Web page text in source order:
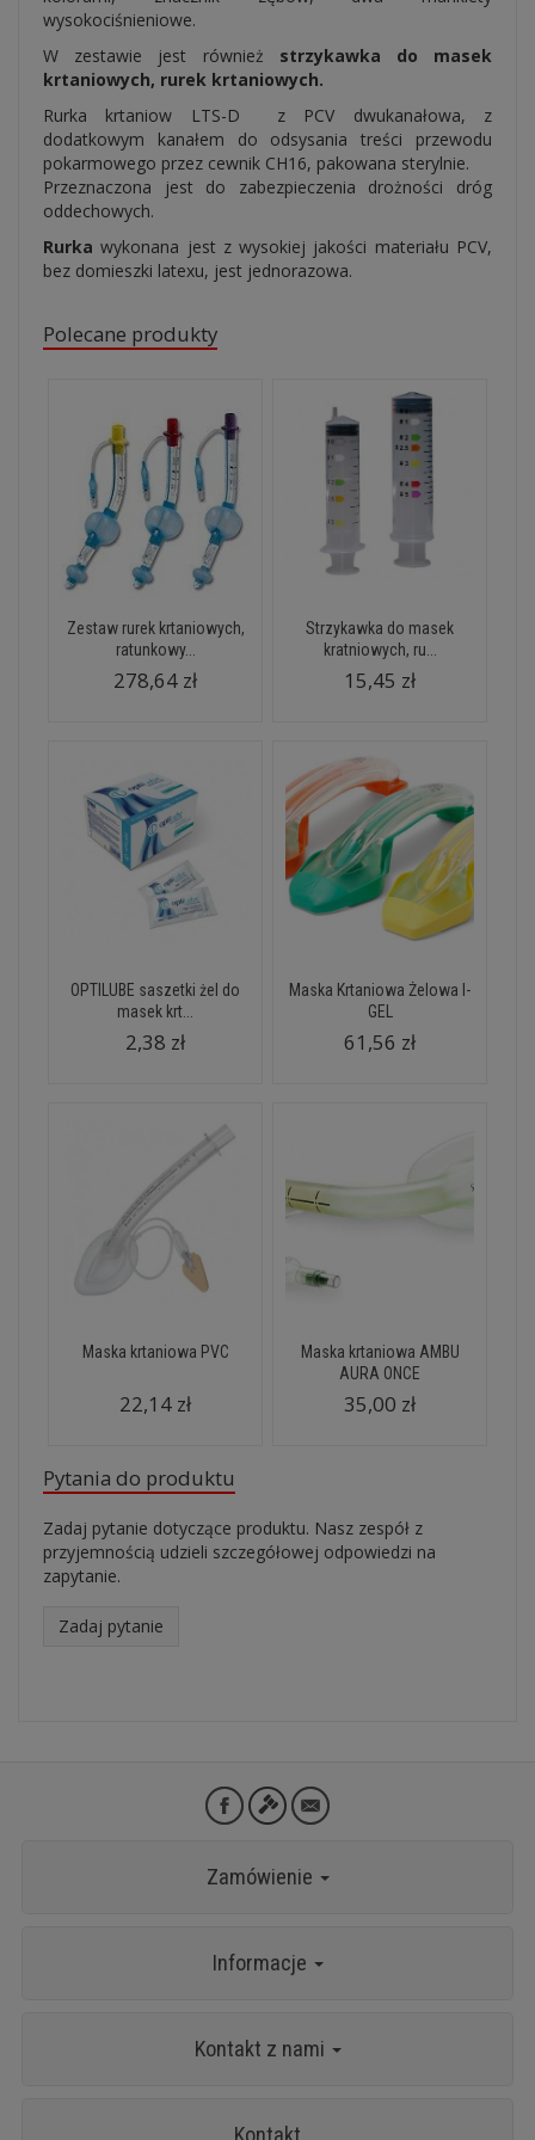
wysokociśnieniowe.
W zestawie jest również strzykawka do masek
krtaniowych, rurek krtaniowych.
Rurka krtaniow LTS-D z PCV dwukanałowa, z
dodatkowym kanałem do odsysania treści przewodu
pokarmowego przez cewnik CH16, pakowana sterylnie.
Przeznaczona jest do zabezpieczenia drożności dróg
oddechowych.
Rurka wykonana jest z wysokiej jakości materiału PCV,
bez domieszki latexu, jest jednorazowa.
Polecane produkty
Zestaw rurek krtaniowych,
ratunkowy...
278,64 zł
Strzykawka do masek
kratniowych, ru...
15,45 zł
OPTILUBE saszetki żel do
masek krt...
2,38 zł
Maska Krtaniowa Żelowa I-
GEL
61,56 zł
Maska krtaniowa PVC
22,14 zł
Maska krtaniowa AMBU
AURA ONCE
35,00 zł
Pytania do produktu
Zadaj pytanie dotyczące produktu. Nasz zespół z
przyjemnością udzieli szczegółowej odpowiedzi na
zapytanie.
Zadaj pytanie
Zamówienie
Informacje
Kontakt z nami
Kontakt